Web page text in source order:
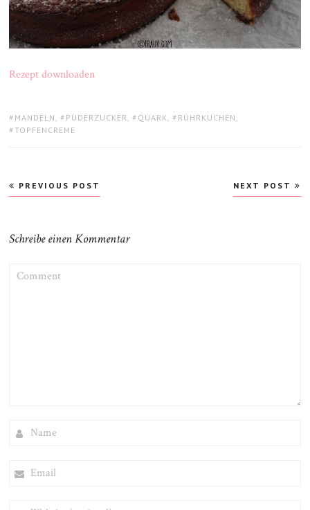
Rezept downloaden
TAGS:
MANDELN , PUDERZUCKER, QUARK, RÜHRKUCHEN ,
TOPFENCREME
Beitragsnavigation
PREVIOUS POST NEXT POST
Schreibe einen Kommentar